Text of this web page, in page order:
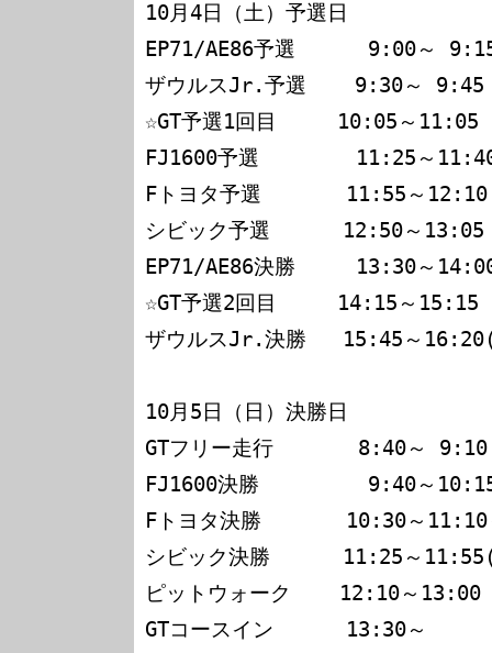
10月4日（土）予選日
EP71/AE86予選      9:00～
ザウルスJr.予選    9:30～ 9:45
☆GT予選1回目     10:05～11:05
FJ1600予選        11:25～
Fトヨタ予選       11:55～12:10
シビック予選      12:50～13:05
EP71/AE86決勝     13:30～
☆GT予選2回目     14:15～15:15
ザウルスJr.決勝   15:45～
10月5日（日）決勝日
GTフリー走行       8:40～ 9:10
FJ1600決勝         9:40～
Fトヨタ決勝       10:30～
シビック決勝      11:25～
ピットウォーク    12:10～13:00
GTコースイン      13:30～